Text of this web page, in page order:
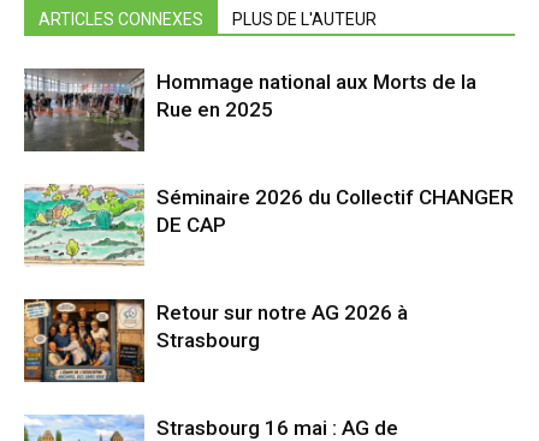
ARTICLES CONNEXES PLUS DE L'AUTEUR
Hommage national aux Morts de la
Rue en 2025
Séminaire 2026 du Collectif CHANGER
DE CAP
Retour sur notre AG 2026 à
Strasbourg
Strasbourg 16 mai : AG de